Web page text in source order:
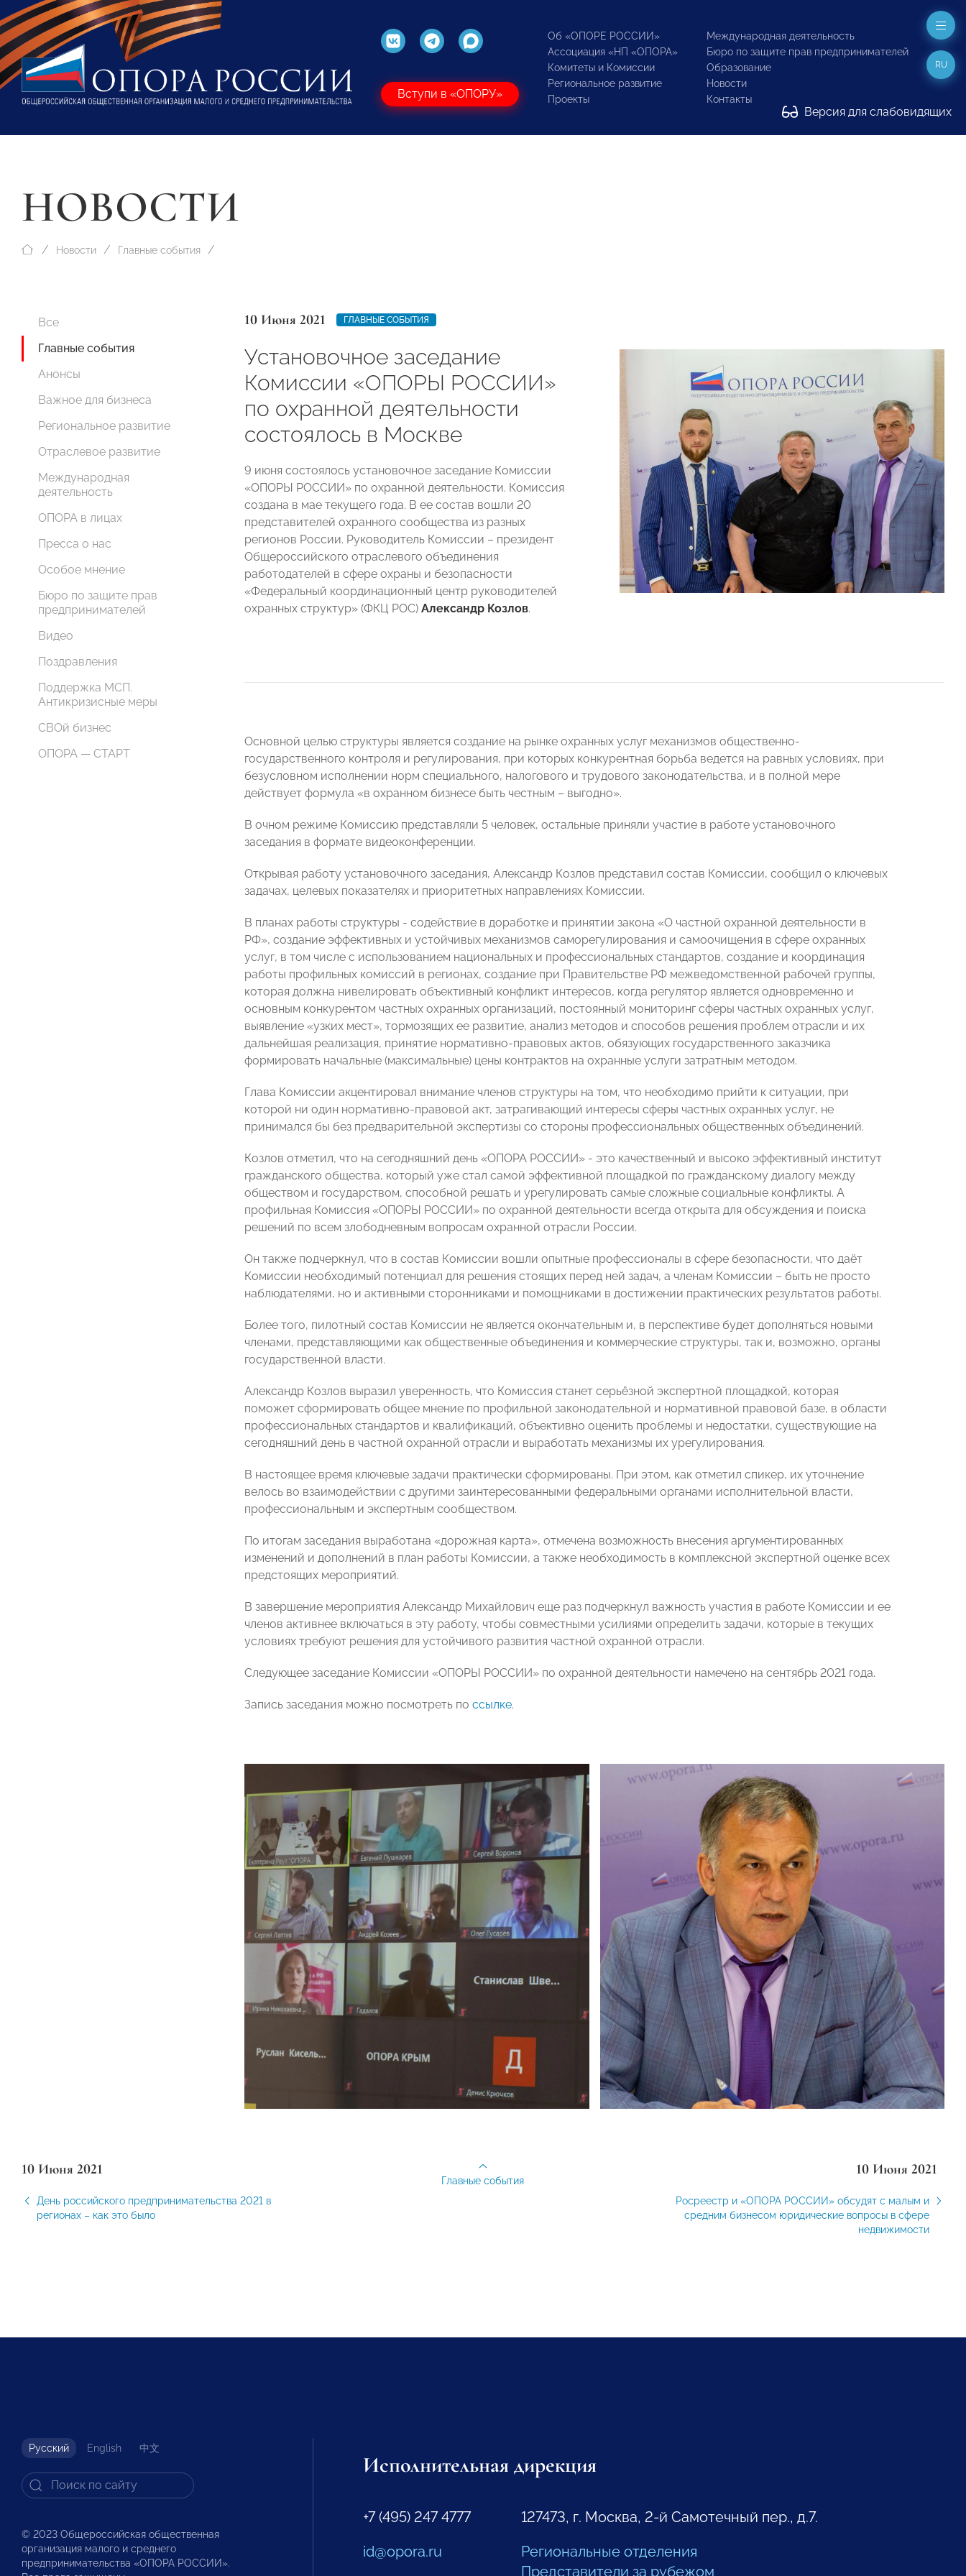
Вступи в «ОПОРУ»
Об «ОПОРЕ РОССИИ»
Ассоциация «НП «ОПОРА»
Комитеты и Комиссии
Региональное развитие
Проекты
Международная деятельность
Бюро по защите прав предпринимателей
Образование
Новости
Контакты
Версия для слабовидящих
RU
НОВОСТИ
Новости Главные события
Все
Главные события
Анонсы
Важное для бизнеса
Региональное развитие
Отраслевое развитие
Международная
деятельность
ОПОРА в лицах
Пресса о нас
Особое мнение
Бюро по защите прав
предпринимателей
Видео
Поздравления
Поддержка МСП.
Антикризисные меры
СВОй бизнес
ОПОРА — СТАРТ
10 Июня 2021 ГЛАВНЫЕ СОБЫТИЯ
Установочное заседание
Комиссии «ОПОРЫ РОССИИ»
по охранной деятельности
состоялось в Москве
9 июня состоялось установочное заседание Комиссии
«ОПОРЫ РОССИИ» по охранной деятельности. Комиссия
создана в мае текущего года. В ее состав вошли 20
представителей охранного сообщества из разных
регионов России. Руководитель Комиссии – президент
Общероссийского отраслевого объединения
работодателей в сфере охраны и безопасности
«Федеральный координационный центр руководителей
охранных структур» (ФКЦ РОС) Александр Козлов.
Основной целью структуры является создание на рынке охранных услуг механизмов общественно-
государственного контроля и регулирования, при которых конкурентная борьба ведется на равных условиях, при
безусловном исполнении норм специального, налогового и трудового законодательства, и в полной мере
действует формула «в охранном бизнесе быть честным – выгодно».
В очном режиме Комиссию представляли 5 человек, остальные приняли участие в работе установочного
заседания в формате видеоконференции.
Открывая работу установочного заседания, Александр Козлов представил состав Комиссии, сообщил о ключевых
задачах, целевых показателях и приоритетных направлениях Комиссии.
В планах работы структуры - содействие в доработке и принятии закона «О частной охранной деятельности в
РФ», создание эффективных и устойчивых механизмов саморегулирования и самоочищения в сфере охранных
услуг, в том числе с использованием национальных и профессиональных стандартов, создание и координация
работы профильных комиссий в регионах, создание при Правительстве РФ межведомственной рабочей группы,
которая должна нивелировать объективный конфликт интересов, когда регулятор является одновременно и
основным конкурентом частных охранных организаций, постоянный мониторинг сферы частных охранных услуг,
выявление «узких мест», тормозящих ее развитие, анализ методов и способов решения проблем отрасли и их
дальнейшая реализация, принятие нормативно-правовых актов, обязующих государственного заказчика
формировать начальные (максимальные) цены контрактов на охранные услуги затратным методом.
Глава Комиссии акцентировал внимание членов структуры на том, что необходимо прийти к ситуации, при
которой ни один нормативно-правовой акт, затрагивающий интересы сферы частных охранных услуг, не
принимался бы без предварительной экспертизы со стороны профессиональных общественных объединений.
Козлов отметил, что на сегодняшний день «ОПОРА РОССИИ» - это качественный и высоко эффективный институт
гражданского общества, который уже стал самой эффективной площадкой по гражданскому диалогу между
обществом и государством, способной решать и урегулировать самые сложные социальные конфликты. А
профильная Комиссия «ОПОРЫ РОССИИ» по охранной деятельности всегда открыта для обсуждения и поиска
решений по всем злободневным вопросам охранной отрасли России.
Он также подчеркнул, что в состав Комиссии вошли опытные профессионалы в сфере безопасности, что даёт
Комиссии необходимый потенциал для решения стоящих перед ней задач, а членам Комиссии – быть не просто
наблюдателями, но и активными сторонниками и помощниками в достижении практических результатов работы.
Более того, пилотный состав Комиссии не является окончательным и, в перспективе будет дополняться новыми
членами, представляющими как общественные объединения и коммерческие структуры, так и, возможно, органы
государственной власти.
Александр Козлов выразил уверенность, что Комиссия станет серьёзной экспертной площадкой, которая
поможет сформировать общее мнение по профильной законодательной и нормативной правовой базе, в области
профессиональных стандартов и квалификаций, объективно оценить проблемы и недостатки, существующие на
сегодняшний день в частной охранной отрасли и выработать механизмы их урегулирования.
В настоящее время ключевые задачи практически сформированы. При этом, как отметил спикер, их уточнение
велось во взаимодействии с другими заинтересованными федеральными органами исполнительной власти,
профессиональным и экспертным сообществом.
По итогам заседания выработана «дорожная карта», отмечена возможность внесения аргументированных
изменений и дополнений в план работы Комиссии, а также необходимость в комплексной экспертной оценке всех
предстоящих мероприятий.
В завершение мероприятия Александр Михайлович еще раз подчеркнул важность участия в работе Комиссии и ее
членов активнее включаться в эту работу, чтобы совместными усилиями определить задачи, которые в текущих
условиях требуют решения для устойчивого развития частной охранной отрасли.
Следующее заседание Комиссии «ОПОРЫ РОССИИ» по охранной деятельности намечено на сентябрь 2021 года.
Запись заседания можно посмотреть по ссылке.
10 Июня 2021
День российского предпринимательства 2021 в
регионах – как это было
10 Июня 2021
Росреестр и «ОПОРА РОССИИ» обсудят с малым и
средним бизнесом юридические вопросы в сфере
недвижимости
Главные события
Русский English 中文
© 2023 Общероссийская общественная
организация малого и среднего
предпринимательства «ОПОРА РОССИИ».
Исполнительная дирекция
+7 (495) 247 4777
id@opora.ru
127473, г. Москва, 2-й Самотечный пер., д.7.
Региональные отделения
Представители за рубежом